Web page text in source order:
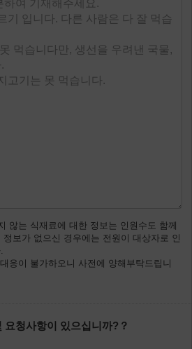
않는 식재료에 대한 정보는 인원수도 함께
보가 없으신 경우에는 전원이 대상자로 인
응이 불가하오니 사전에 양해부탁드립니
요청사항이 있으십니까?？